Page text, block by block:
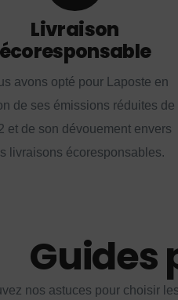
Livraison
écoresponsable
avons opté pour Laposte en
de ses émissions réduites de
et de son dévouement envers
livraisons écoresponsables.
Guides
nos astuces pour choisir